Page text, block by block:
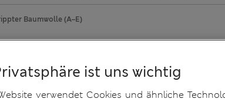
Baumwolle (A–E)
ist uns wichtig
verwendet Cookies und ähnliche